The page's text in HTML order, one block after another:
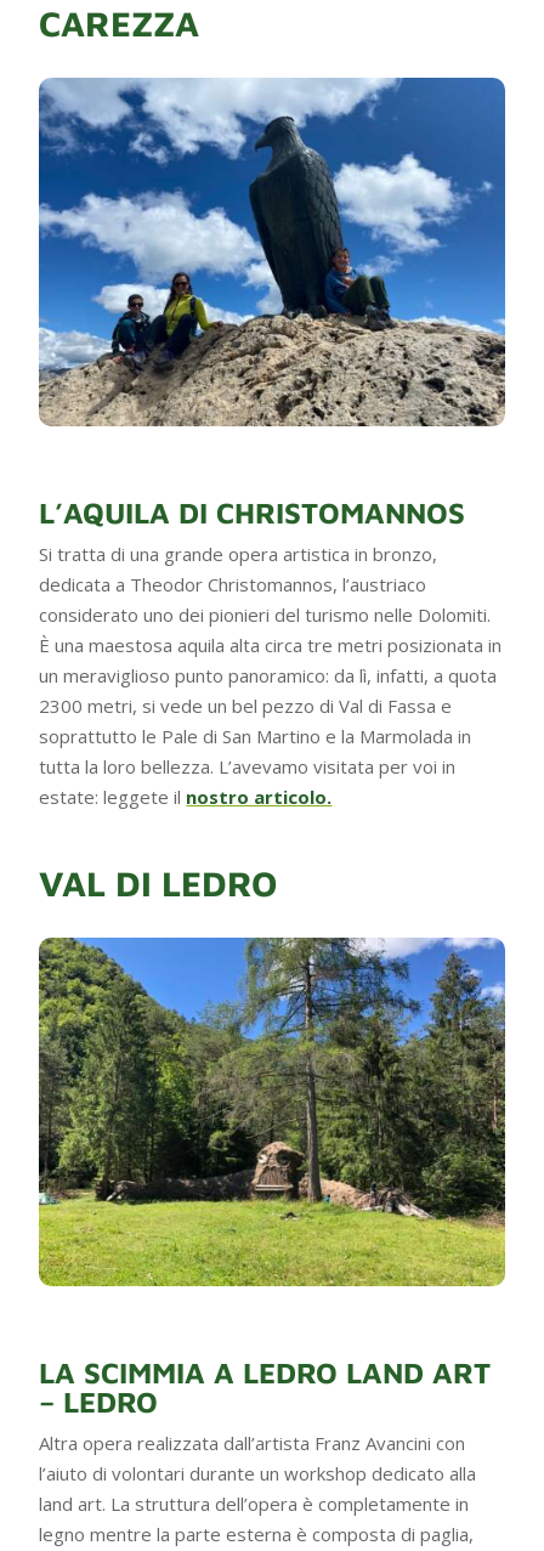
CAREZZA
L’AQUILA DI CHRISTOMANNOS
Si tratta di una grande opera artistica in bronzo,
dedicata a Theodor Christomannos, l’austriaco
considerato uno dei pionieri del turismo nelle Dolomiti.
È una maestosa aquila alta circa tre metri posizionata in
un meraviglioso punto panoramico: da lì, infatti, a quota
2300 metri, si vede un bel pezzo di Val di Fassa e
soprattutto le Pale di San Martino e la Marmolada in
tutta la loro bellezza. L’avevamo visitata per voi in
estate: leggete il nostro articolo.
VAL DI LEDRO
LA SCIMMIA A LEDRO LAND ART
– LEDRO
Altra opera realizzata dall’artista Franz Avancini con
l’aiuto di volontari durante un workshop dedicato alla
land art. La struttura dell’opera è completamente in
legno mentre la parte esterna è composta di paglia,